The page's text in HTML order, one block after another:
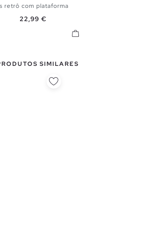
retrô com plataforma
Preço
22,99 €
SIMILARES